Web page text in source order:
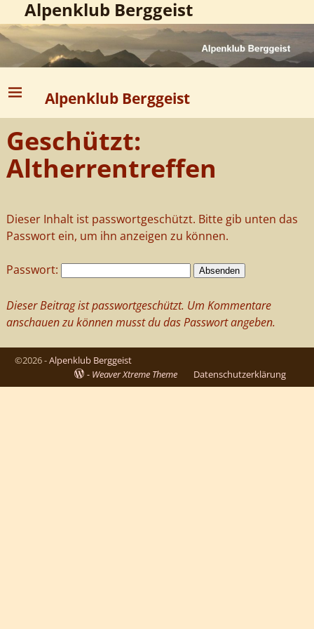
Alpenklub Berggeist
Alpenklub Berggeist
Geschützt:
Altherrentreffen
Dieser Inhalt ist passwortgeschützt. Bitte gib unten das
Passwort ein, um ihn anzeigen zu können.
Passwort:
Dieser Beitrag ist passwortgeschützt. Um Kommentare
anschauen zu können musst du das Passwort angeben.
©2026 -Alpenklub Berggeist
- Weaver Xtreme Theme Datenschutzerklärung